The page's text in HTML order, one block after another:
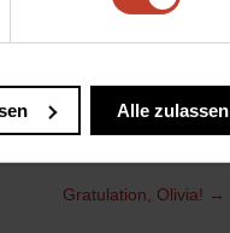
Alle zulassen
Friedrichshain-
Gratulation, Olivia! →